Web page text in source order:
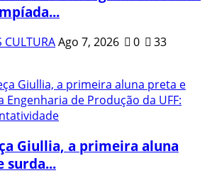
CULTURAAgo 7, 2026 0 33
Giullia, a primeira aluna
surda...